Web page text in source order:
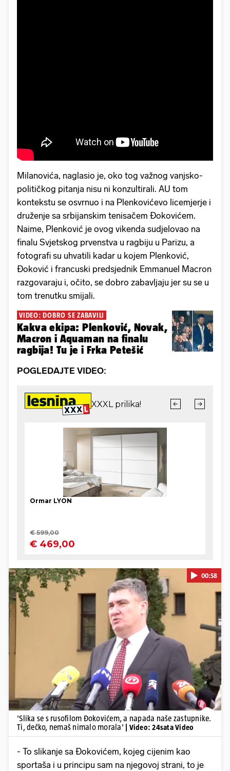
Milanovića, naglasio je, oko tog važnog vanjsko-
političkog pitanja nisu ni konzultirali. AU tom
kontekstu se osvrnuo i na Plenkovićevo licemjerje i
druženje sa srbijanskim tenisačem Đokovićem.
Naime, Plenković je ovog vikenda sudjelovao na
finalu Svjetskog prvenstva u ragbiju u Parizu, a
fotografi su uhvatili kadar u kojem Plenković,
Đoković i francuski predsjednik Emmanuel Macron
razgovaraju i, očito, se dobro zabavljaju jer su se u
tom trenutku smijali.
VIDEO: DOBRO SE ZABAVILI
Kakva ekipa: Plenković, Novak,
Macron i Aquaman na finalu
ragbija! Tu je i Frka Petešić
POGLEDAJTE VIDEO:
Pokretanje videa...
00:58
'Slika se s rusofilom Đokovićem, a napada naše zastupnike.
Ti, dečko, nemaš nimalo morala'
| Video: 24sata Video
- To slikanje sa Đokovićem, kojeg cijenim kao
sportaša i u principu sam na njegovoj strani, to je